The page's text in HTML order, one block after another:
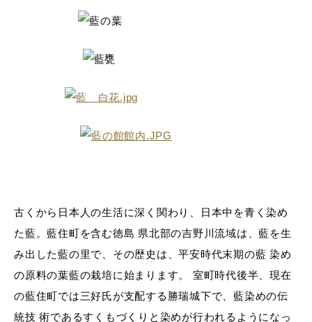
古くから日本人の生活に深く関わり、日本中を青く染め
た藍。藍住町を含む徳島 県北部の吉野川流域は、藍を生
み出した藍の里で、その歴史は、平安時代末期の藍 染め
の原料の葉藍の栽培に始まります。 室町時代後半、現在
の藍住町では三好氏が支配する勝瑞城下で、藍染めの伝
統技 術であるすくもづくりと染めが行われるようになっ